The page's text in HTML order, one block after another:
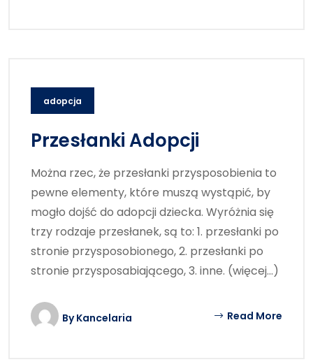
adopcja
Przesłanki Adopcji
Można rzec, że przesłanki przysposobienia to
pewne elementy, które muszą wystąpić, by
mogło dojść do adopcji dziecka. Wyróżnia się
trzy rodzaje przesłanek, są to: 1. przesłanki po
stronie przysposobionego, 2. przesłanki po
stronie przysposabiającego, 3. inne. (więcej…)
ByKancelaria Read More